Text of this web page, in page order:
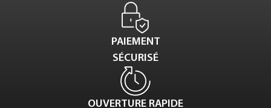
PAIEMENT
SÉCURISÉ
OUVERTURE RAPIDE